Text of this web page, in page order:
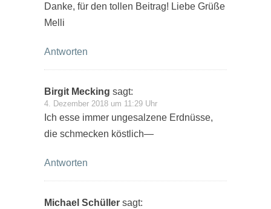
Danke, für den tollen Beitrag! Liebe Grüße
Melli
Antworten
Birgit Mecking sagt:
4. Dezember 2018 um 11:29 Uhr
Ich esse immer ungesalzene Erdnüsse,
die schmecken köstlich—
Antworten
Michael Schüller sagt: